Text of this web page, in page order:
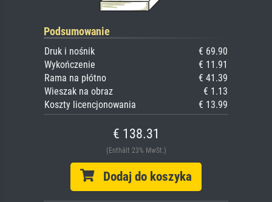
Podsumowanie
Druk i nośnik
€ 69.90
Wykończenie
€ 11.91
Rama na płótno
€ 41.39
Wieszak na obraz
€ 1.13
Koszty licencjonowania
€ 13.99
€ 138.31
(Enthält 23% MwSt.)
Dodaj do koszyka